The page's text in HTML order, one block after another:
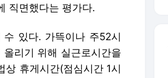
직면했다는 평가다.
있다. 가뜩이나 주52시
리기 위해 실근로시간을
휴게시간(점심시간 1시